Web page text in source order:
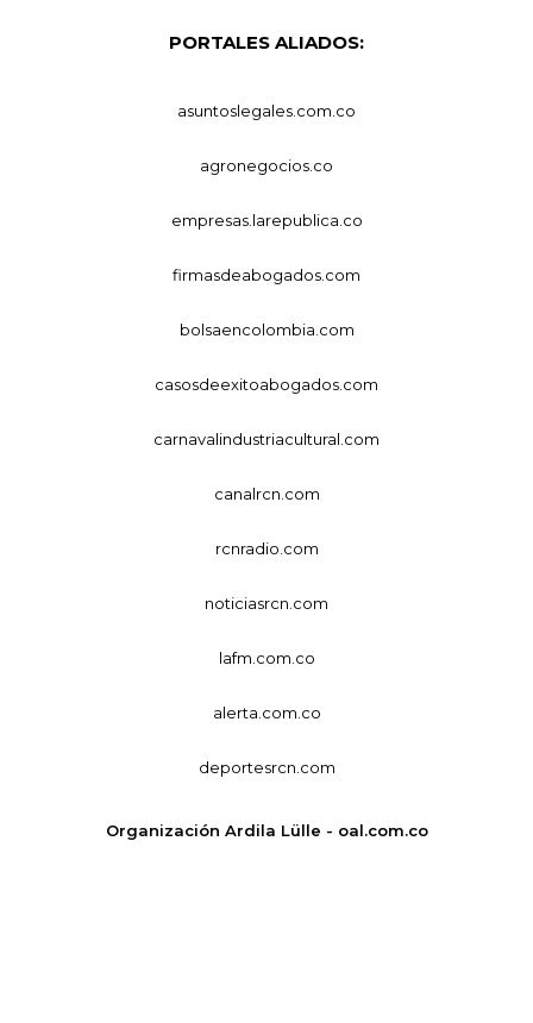
PORTALES ALIADOS:
asuntoslegales.com.co
agronegocios.co
empresas.larepublica.co
firmasdeabogados.com
bolsaencolombia.com
casosdeexitoabogados.com
carnavalindustriacultural.com
canalrcn.com
rcnradio.com
noticiasrcn.com
lafm.com.co
alerta.com.co
deportesrcn.com
Organización Ardila Lülle - oal.com.co